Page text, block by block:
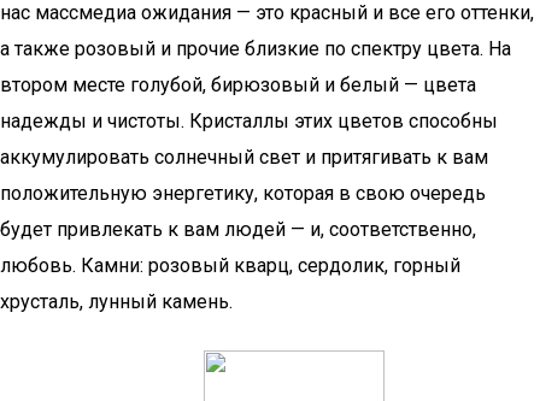
нас массмедиа ожидания — это красный и все его оттенки,
а также розовый и прочие близкие по спектру цвета. На
втором месте голубой, бирюзовый и белый — цвета
надежды и чистоты. Кристаллы этих цветов способны
аккумулировать солнечный свет и притягивать к вам
положительную энергетику, которая в свою очередь
будет привлекать к вам людей — и, соответственно,
любовь. Камни: розовый кварц, сердолик, горный
хрусталь, лунный камень.